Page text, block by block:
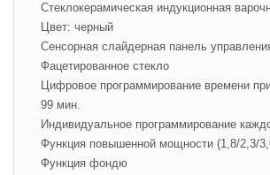
Стеклокерамическая индукционная
Цвет: черный
Сенсорная слайдерная панель
Фацетированное стекло
Цифровое программирование времени
99 мин.
Индивидуальное программирование
Функция повышенной мощности (1,8/2,3/
Функция фондю